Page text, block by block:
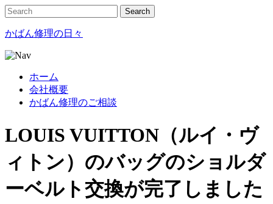
かばん修理の日々
ホーム
会社概要
かばん修理のご相談
LOUIS VUITTON（ルイ・ヴ
ィトン）のバッグのショルダ
ーベルト交換が完了しました